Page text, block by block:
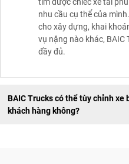
nhu cầu cụ thể của
cho xây dựng, khai
vụ nặng nào khác, BAIC
đầy đủ.
BAIC Trucks có thể tùy chỉnh xe
khách hàng không?